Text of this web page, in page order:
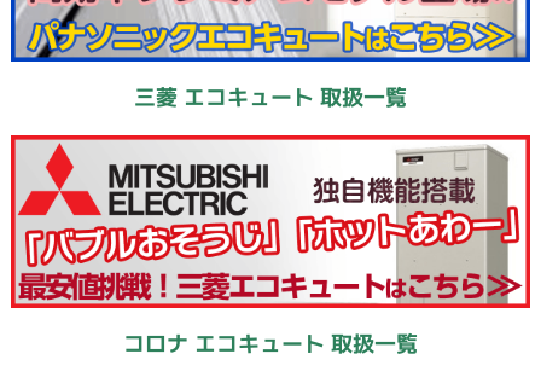
三菱 エコキュート 取扱一覧
コロナ エコキュート 取扱一覧